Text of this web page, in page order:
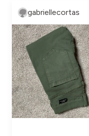
gabriellecortas